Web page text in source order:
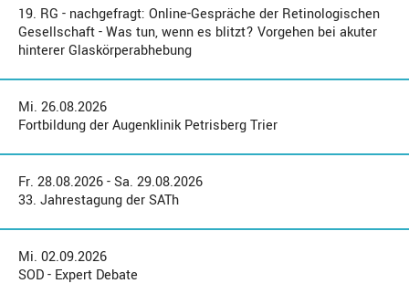
19. RG - nachgefragt: Online-Gespräche der Retinologischen
Gesellschaft - Was tun, wenn es blitzt? Vorgehen bei akuter
hinterer Glaskörperabhebung
Mi. 26.08.2026
Fortbildung der Augenklinik Petrisberg Trier
Fr. 28.08.2026 - Sa. 29.08.2026
33. Jahrestagung der SATh
Mi. 02.09.2026
SOD - Expert Debate